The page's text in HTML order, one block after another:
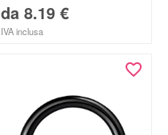
da 8.19 €
IVA inclusa